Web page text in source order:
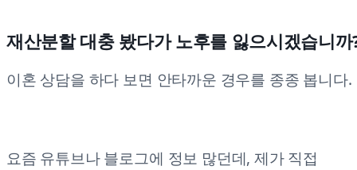
재산분할 대충 봤다가 노후를 잃으시겠습니까
이혼 상담을 하다 보면 안타까운 경우를 종종 봅니다.
요즘 유튜브나 블로그에 정보 많던데, 제가 직접